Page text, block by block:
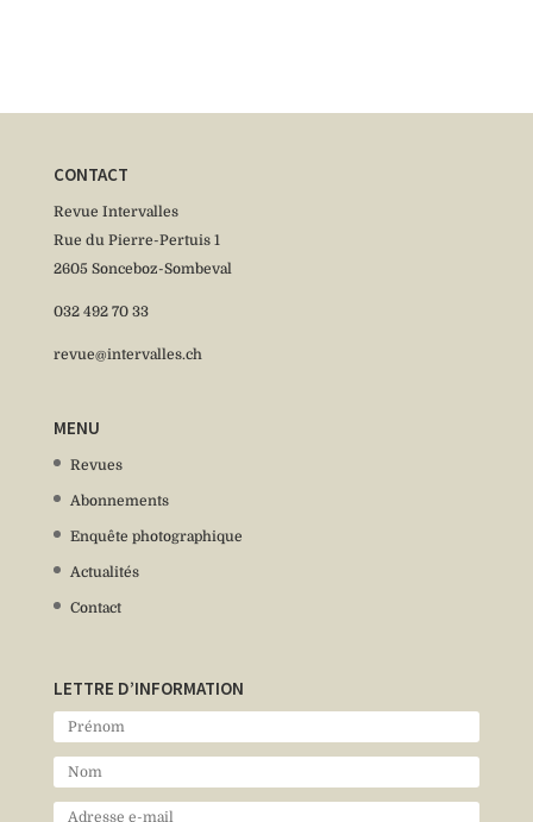
CONTACT
Revue Intervalles
Rue du Pierre-Pertuis 1
2605 Sonceboz-Sombeval
032 492 70 33
revue@intervalles.ch
MENU
Revues
Abonnements
Enquête photographique
Actualités
Contact
LETTRE D’INFORMATION